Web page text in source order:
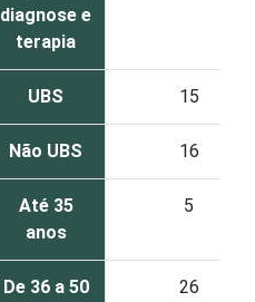
diagnose e
terapia
UBS 15
Não UBS 16
Até 35
anos
5
De 36 a 50
26